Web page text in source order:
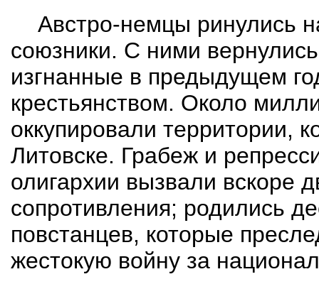
Австро-немцы ринулись
союзники. С ними
изгнанные в предыдущем
крестьянством. Около
оккупировали территории,
Литовске. Грабеж и
олигархии вызвали вскоре
сопротивления; родились
повстанцев, которые
жестокую войну за